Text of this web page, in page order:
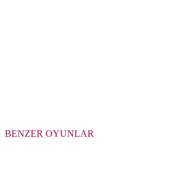
BENZER OYUNLAR